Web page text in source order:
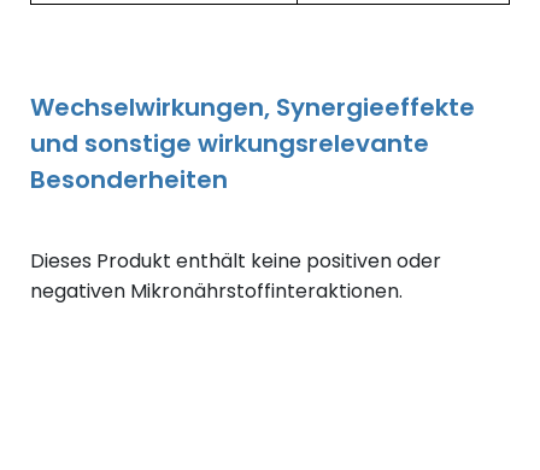
Wechselwirkungen, Synergieeffekte
und sonstige wirkungsrelevante
Besonderheiten
Dieses Produkt enthält keine positiven oder
negativen Mikronährstoffinteraktionen.